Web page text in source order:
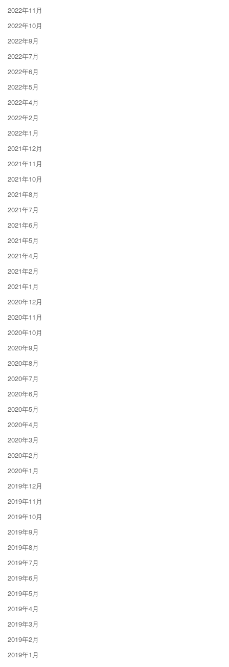
2022年11月
2022年10月
2022年9月
2022年7月
2022年6月
2022年5月
2022年4月
2022年2月
2022年1月
2021年12月
2021年11月
2021年10月
2021年8月
2021年7月
2021年6月
2021年5月
2021年4月
2021年2月
2021年1月
2020年12月
2020年11月
2020年10月
2020年9月
2020年8月
2020年7月
2020年6月
2020年5月
2020年4月
2020年3月
2020年2月
2020年1月
2019年12月
2019年11月
2019年10月
2019年9月
2019年8月
2019年7月
2019年6月
2019年5月
2019年4月
2019年3月
2019年2月
2019年1月